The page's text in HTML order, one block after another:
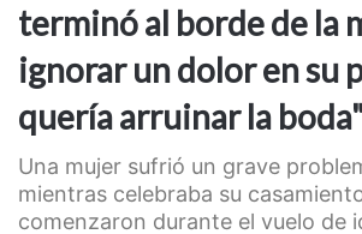
terminó al borde de la
ignorar un dolor en su
quería arruinar la
Una mujer sufrió un grave
mientras celebraba su
comenzaron durante el vuelo de